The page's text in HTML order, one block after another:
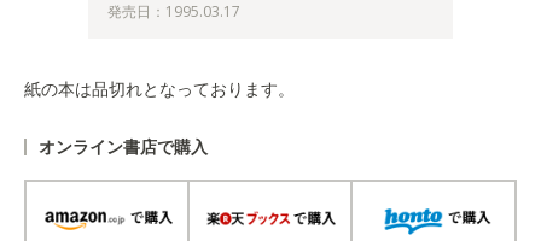
発売日：1995.03.17
紙の本は品切れとなっております。
オンライン書店で購入